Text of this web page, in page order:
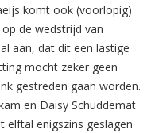
komt ook (voorlopig)
de wedstrijd van
aan, dat dit een lastige
mocht zeker geen
gestreden gaan worden.
en Daisy Schuddemat
elftal enigszins geslagen